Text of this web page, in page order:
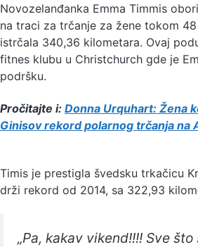
Novozelanđanka Emma Timmis
na traci za trčanje za žene tokom
istrčala 340,36 kilometara. Ovaj
fitnes klubu u Christchurch gde je
podršku.
Pročitajte i: Donna Urquhart: Žena
Ginisov rekord polarnog trčanja na
Timis je prestigla švedsku trkačicu
drži rekord od 2014, sa 322,93
„Pa, kakav vikend!!!! Sve